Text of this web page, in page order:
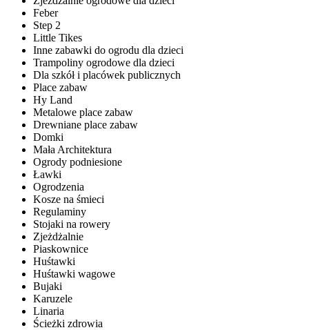
Feber
Step 2
Little Tikes
Inne zabawki do ogrodu dla dzieci
Trampoliny ogrodowe dla dzieci
Dla szkół i placówek publicznych
Place zabaw
Hy Land
Metalowe place zabaw
Drewniane place zabaw
Domki
Mała Architektura
Ogrody podniesione
Ławki
Ogrodzenia
Kosze na śmieci
Regulaminy
Stojaki na rowery
Zjeżdżalnie
Piaskownice
Huśtawki
Huśtawki wagowe
Bujaki
Karuzele
Linaria
Ścieżki zdrowia